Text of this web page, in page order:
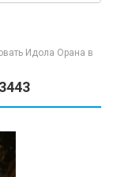
Идола Орана в